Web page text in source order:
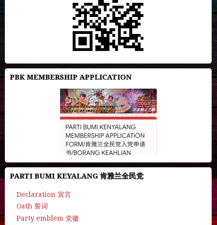
PBK MEMBERSHIP APPLICATION
PARTI BUMI KEYALANG 肯雅兰全民党
Declaration 宣言
Oath 誓词
Party emblem 党徽